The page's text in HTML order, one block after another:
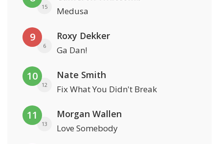
15 Medusa
9
6
Roxy Dekker
Ga Dan!
10
12
Nate Smith
Fix What You Didn't Break
11
13
Morgan Wallen
Love Somebody